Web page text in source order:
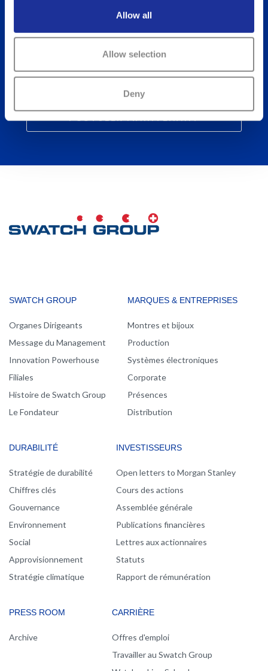
Allow all
Allow selection
Deny
JOB FINDER
Trouvez votre prochain emploi chez Swatch Group
MAIN
NAVIGATION
SWATCH GROUP
Organes Dirigeants
Message du Management
Innovation Powerhouse
Filiales
Histoire de Swatch Group
Le Fondateur
MARQUES & ENTREPRISES
Montres et bijoux
Production
Systèmes électroniques
Corporate
Présences
Distribution
DURABILITÉ
Stratégie de durabilité
Chiffres clés
Gouvernance
Environnement
Social
Approvisionnement
Stratégie climatique
INVESTISSEURS
Open letters to Morgan Stanley
Cours des actions
Assemblée générale
Publications financières
Lettres aux actionnaires
Statuts
Rapport de rémunération
PRESS ROOM
Archive
CARRIÈRE
Offres d'emploi
Travailler au Swatch Group